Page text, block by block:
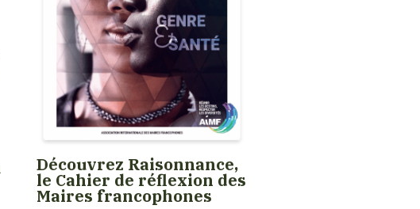
Découvrez Raisonnance,
le Cahier de réflexion des
Maires francophones